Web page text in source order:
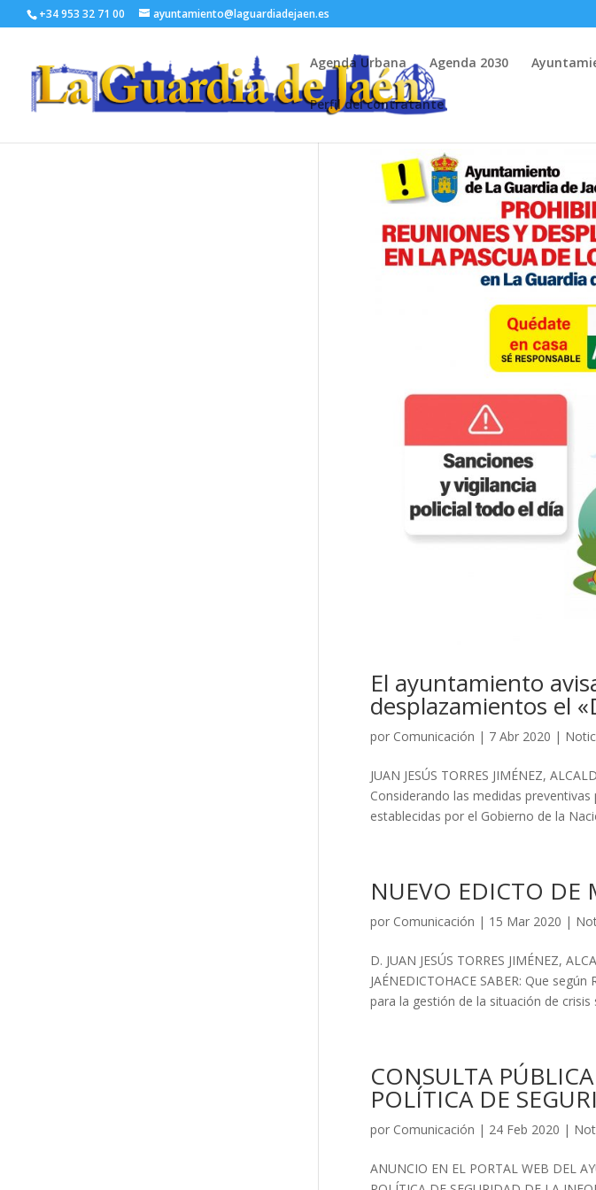
+34 953 32 71 00 ayuntamiento@laguardiadejaen.es
Agenda Urbana Agenda 2030
Perfil del contratante
El ayuntamiento
desplazamientos el
por Comunicación | 7 Abr 2020 |
JUAN JESÚS TORRES JIMÉNEZ,
Considerando las medidas
establecidas por el Gobierno de la
NUEVO EDICTO DE
por Comunicación | 15 Mar 2020 |
D. JUAN JESÚS TORRES JIMÉNEZ,
JAÉNEDICTOHACE SABER: Que
para la gestión de la situación de crisis
CONSULTA
POLÍTICA DE
por Comunicación | 24 Feb 2020 |
ANUNCIO EN EL PORTAL WEB DEL